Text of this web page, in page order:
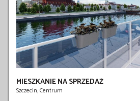
MIESZKANIE NA SPRZEDAŻ
Szczecin, Centrum